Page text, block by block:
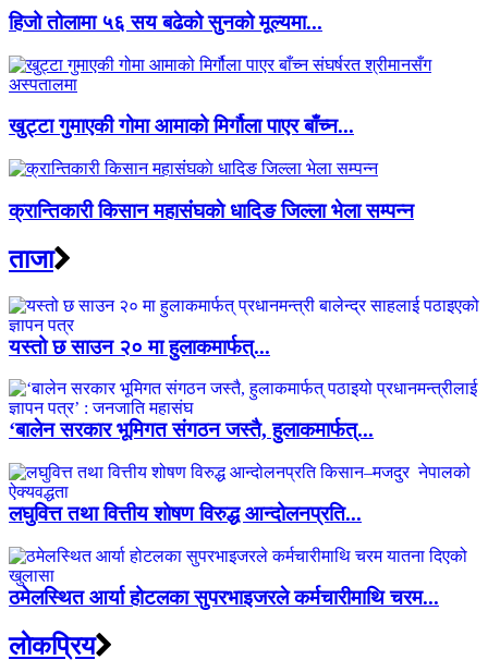
हिजो तोलामा ५६ सय बढेको सुनको मूल्यमा...
खुट्टा गुमाएकी गोमा आमाको मिर्गौला पाएर बाँच्न...
क्रान्तिकारी किसान महासंंघकाे धादिङ जिल्ला भेला सम्पन्न
ताजा
यस्तो छ साउन २० मा हुलाकमार्फत्...
‘बालेन सरकार भूमिगत संगठन जस्तै, हुलाकमार्फत्...
लघुवित्त तथा वित्तीय शोषण विरुद्ध आन्दोलनप्रति...
ठमेलस्थित आर्या होटलका सुपरभाइजरले कर्मचारीमाथि चरम...
लाेकप्रिय